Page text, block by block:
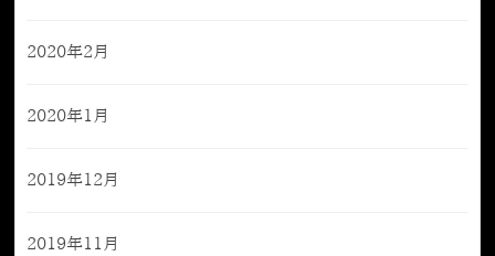
2020年2月
2020年1月
2019年12月
2019年11月